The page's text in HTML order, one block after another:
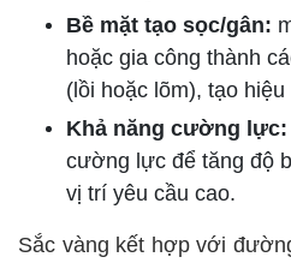
Bề mặt tạo sọc/gân:
hoặc gia công thành
(lồi hoặc lõm), tạo
Khả năng cường lực:
cường lực để tăng độ
vị trí yêu cầu cao.
Sắc vàng kết hợp với